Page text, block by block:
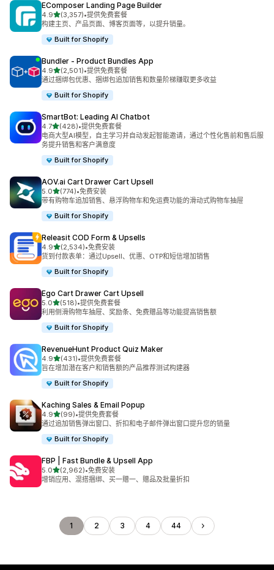
EComposer Landing Page Builder
4.9星（满分 5 星）
(3,357)
总共 3357 条评论
•提供免费套餐
构建主页、产品页面、博客页面等，以提升销量。
Built for Shopify
Bundler ‑ Product Bundles App
4.9星（满分 5 星）
(2,501)
总共 2501 条评论
•提供免费套餐
通过捆绑包优惠、捆绑包追加销售和数量阶梯赚取更多收益
Built for Shopify
SmartBot: Leading AI Chatbot
4.7星（满分 5 星）
(428)
总共 428 条评论
•提供免费套餐
电商大型AI模型，自主学习并自动发起智能邀请，通过个性化售前和售后服
务提升销售和客户满意度
Built for Shopify
AOV.ai Cart Drawer Cart Upsell
5.0星（满分 5 星）
(774)
总共 774 条评论
•免费安装
带有购物车追加销售、悬浮购物车和免运费功能的滑动式购物车抽屉
Built for Shopify
Releasit COD Form & Upsells
4.9星（满分 5 星）
(2,534)
总共 2534 条评论
•免费安装
货到付款表单：通过Upsell、优惠、OTP和短信增加销售
Built for Shopify
Ego Cart Drawer Cart Upsell
5.0星（满分 5 星）
(518)
总共 518 条评论
•提供免费套餐
利用侧滑购物车抽屉、奖励条、免费赠品等功能提高销售额
Built for Shopify
RevenueHunt Product Quiz Maker
4.9星（满分 5 星）
(431)
总共 431 条评论
•提供免费套餐
旨在增加潜在客户和销售额的产品推荐测试构建器
Built for Shopify
Kaching Sales & Email Popup
4.9星（满分 5 星）
(99)
总共 99 条评论
•提供免费套餐
通过追加销售弹出窗口、折扣和电子邮件弹出窗口提升您的销量
Built for Shopify
FBP | Fast Bundle & Upsell App
5.0星（满分 5 星）
(2,962)
总共 2962 条评论
•免费安装
增销应用、混搭捆绑、买一赠一、赠品及批量折扣
1 2 3 4 44